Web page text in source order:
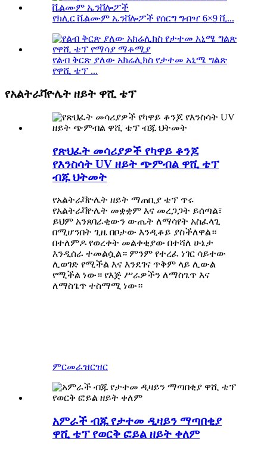
የክሊር ቬልሙም ኤንቨሎፖች የሰርግ ግብዣ 6×9 ቪ...
የልብ ቅርጽ ያለው አክሬሊክስ የታተመ አኒሜ ግልጽ
የዋሺ ቴፕ ...
የአልትራቫዮሌት ዘይት ዋሺ ቴፕ
የጽህፈት መሳሪያዎች የካዋይ ቆንጆ
የእንስሳት UV ዘይት ጭምብል ዋሺ ቴፕ
ብጁ ህትመት
የአልትራቫዮሌት ዘይት ማጠቢያ ቴፕ ጥሩ
የአልትራቫዮሌት መቋቋም እና መረጋጋት ይሰጣል፣
ይህም አንጸባራቂውን ውጤት ለማሳየት አስፈላጊ
በሚሆንበት ጊዜ በቦታው እንዲቆይ ያስችለዋል።
በተለምዶ የወረቀት መልቀቂያው በተሻለ ሁኔታ
እንዲሰራ ተመልሷል። ምንም የተረፈ ነገር ሳይተው
ሊወገድ የሚችል እና እንደገና ጥቅም ላይ ሊውል
የሚችል ነው። የእጅ ሥራዎችን ለማስጌጥ እና
ለማስጌጥ ተስማሚ ነው።
ምርመራዝርዝር
አምራች ብጁ የታተመ ዲዛይን ማጣበቂያ
ዋሺ ቴፕ የወርቅ ፎይል ዘይት ቀለም